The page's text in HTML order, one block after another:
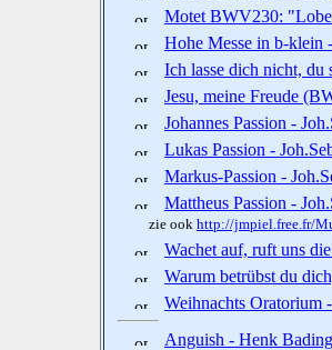
Motet BWV230:
Hohe Messe in b-klein
Ich lasse dich nicht, du
Jesu, meine Freude
Johannes Passion -
Lukas Passion -
Markus-Passion -
Mattheus Passion -
zie ook http://jmpiel.free.fr/
Wachet auf, ruft uns
Warum betrübst du
Weihnachts Oratorium
Anguish - Henk